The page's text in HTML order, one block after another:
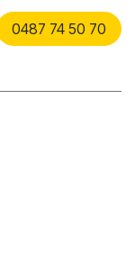
0487 74 50 70